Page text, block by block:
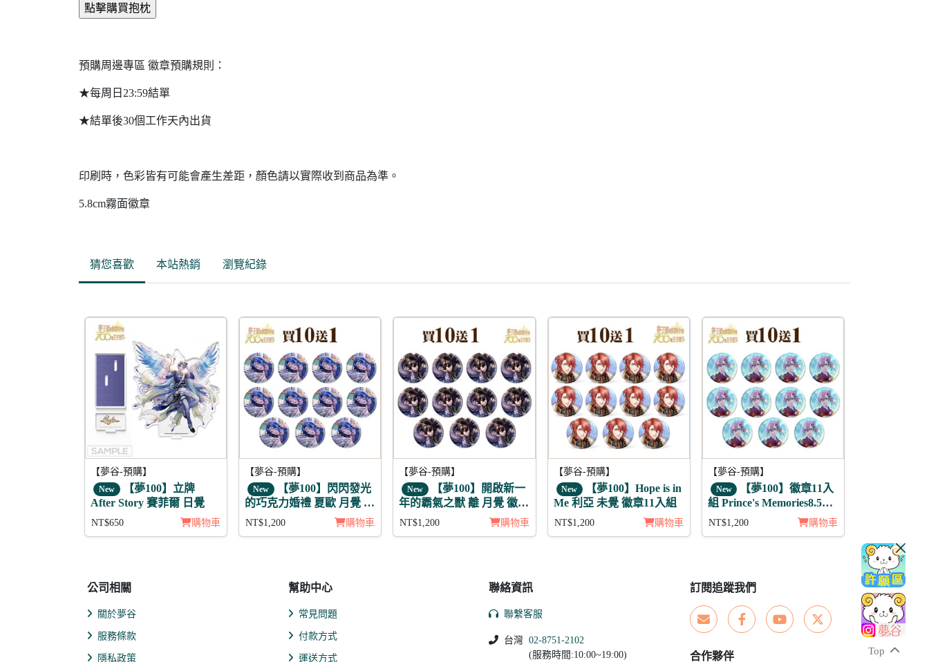
Top
預購周邊專區 徽章預購規則：
★每周日23:59結單
★結單後30個工作天內出貨
印刷時，色彩皆有可能會產生差距，顏色請以實際收到商品為準。
5.8cm霧面徽章
猜您喜歡 本站熱銷 瀏覽紀錄
【夢谷-預購】
New 【夢100】立牌
After Story 賽菲爾 日覺
NT$650 購物車
【夢谷-預購】
New 【夢100】閃閃發光
的巧克力婚禮 夏歐 月覺 徽
章11入組
NT$1,200 購物車
【夢谷-預購】
New 【夢100】開啟新一
年的霸氣之獸 離 月覺 徽章
11入組
NT$1,200 購物車
【夢谷-預購】
New
【夢100】Hope is in
Me 利亞 未覺 徽章11入組
NT$1,200 購物車
【夢谷-預購】
New
【夢100】徽章11入
組 Prince's Memories8.5周
年活動 白葉 月覺
NT$1,200 購物車
公司相關
關於夢谷
服務條款
隱私政策
幫助中心
常見問題
付款方式
運送方式
聯絡資訊
聯繫客服
台灣 02-8751-2102
(服務時間:10:00~19:00)
訂閱追蹤我們
合作夥伴